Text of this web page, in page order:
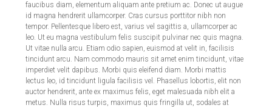
faucibus diam, elementum aliquam ante pretium ac. Donec ut augue
id magna hendrerit ullamcorper. Cras cursus porttitor nibh non
tempor. Pellentesque libero est, varius vel sagittis a, ullamcorper ac
leo. Ut eu magna vestibulum felis suscipit pulvinar nec quis magna.
Ut vitae nulla arcu. Etiam odio sapien, euismod at velit in, facilisis
tincidunt arcu. Nam commodo mauris sit amet enim tincidunt, vitae
imperdiet velit dapibus. Morbi quis eleifend diam. Morbi mattis
lectus leo, id tincidunt ligula facilisis vel. Phasellus lobortis, elit non
auctor hendrerit, ante ex maximus felis, eget malesuada nibh elit a
metus. Nulla risus turpis, maximus quis fringilla ut, sodales at